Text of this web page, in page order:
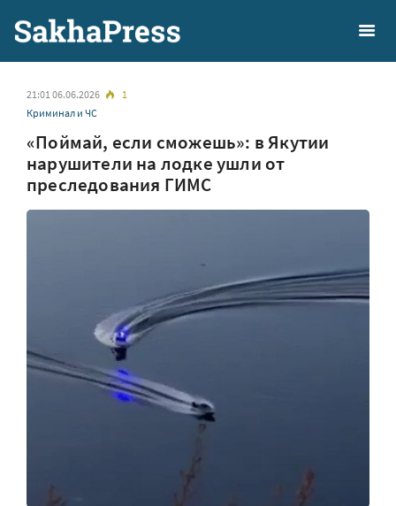
21:01 06.06.2026
1
Криминал и ЧС
«Поймай, если сможешь»: в Якутии
нарушители на лодке ушли от
преследования ГИМС